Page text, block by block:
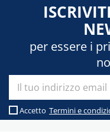
per essere i
Accetto Termini e